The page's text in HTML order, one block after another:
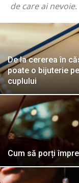
de care ai nevoie.
De la cererea în
poate o bijuterie
cuplului
Cum să porți